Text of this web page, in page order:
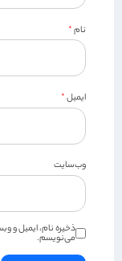
نام*
ایمیل*
وب‌سایت
ذخیره نام، ایمیل و
می‌نویسم.